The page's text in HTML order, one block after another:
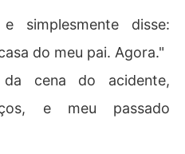
simplesmente disse:
do meu pai. Agora."
cena do acidente,
e meu passado